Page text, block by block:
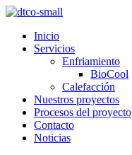
Inicio
Servicios
Enfriamiento
BioCool
Calefacción
Nuestros proyectos
Procesos del proyecto
Contacto
Noticias